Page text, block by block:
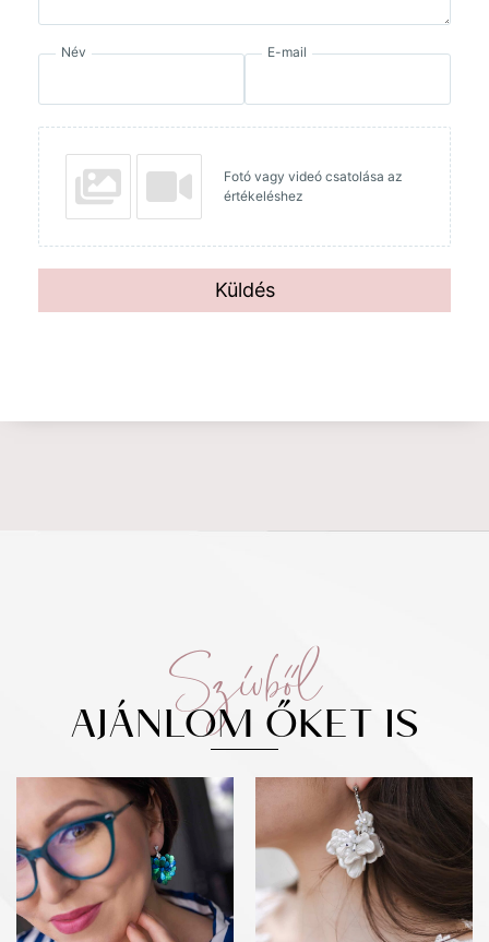
Név E-mail
Fotó vagy videó csatolása az
értékeléshez
Küldés
Szívből
AJÁNLOM ŐKET IS